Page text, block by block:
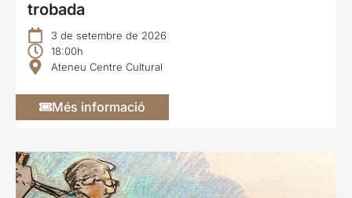
trobada
3 de setembre de 2026
18:00h
Ateneu Centre Cultural
Més informació